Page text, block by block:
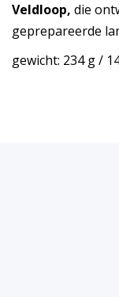
Veldloop, die
geprepareerde
gewicht: 234 g /